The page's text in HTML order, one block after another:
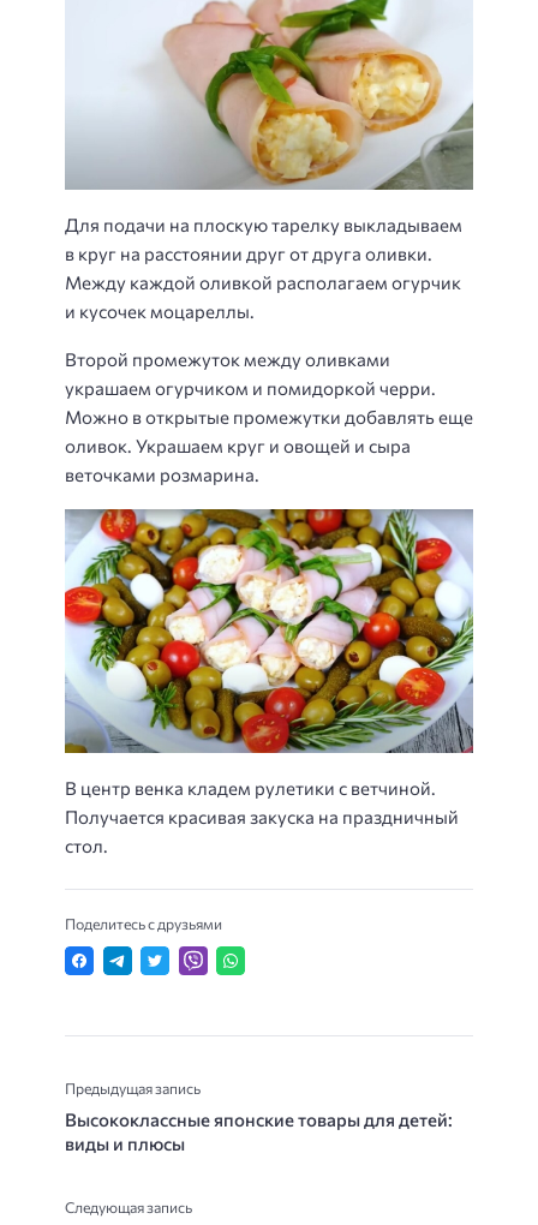
Для подачи на плоскую тарелку выкладываем
в круг на расстоянии друг от друга оливки.
Между каждой оливкой располагаем огурчик
и кусочек моцареллы.
Второй промежуток между оливками
украшаем огурчиком и помидоркой черри.
Можно в открытые промежутки добавлять еще
оливок. Украшаем круг и овощей и сыра
веточками розмарина.
В центр венка кладем рулетики с ветчиной.
Получается красивая закуска на праздничный
стол.
Поделитесь с друзьями
Предыдущая запись
Высококлассные японские товары для детей:
виды и плюсы
Следующая запись